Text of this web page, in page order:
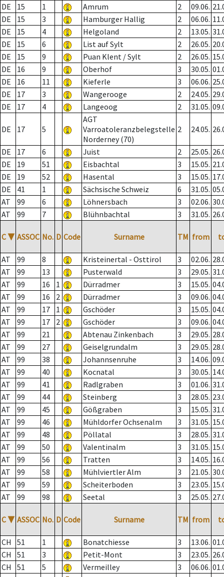
DE
15 1 Amrum 2 09.06.
DE
15 3 Hamburger Hallig 2 06.06.
DE
15 4 Helgoland 2 13.05.
DE
15 6 List auf Sylt 2 26.05.
DE
15 9 Puan Klent / Sylt 2 26.05.
DE
16 9 Oberhof 3 30.05.
DE
16 11 Kieferle 3 06.06.
DE
17 3 Wangerooge 2 24.05.
DE
17 4 Langeoog 2 31.05.
DE 17 5
AGT
Varroatoleranzbelegstelle
Norderney (70)
2 24.05.
DE 17 6 Juist 2 25.05.
DE
19 51 Eisbachtal 3 15.05.
DE
19 52 Hasental 3 15.05.
DE
41 1 Sächsische Schweiz 6 31.05.
AT
99 6 Löhnersbach 3 02.06.
AT
99 7 Blühnbachtal 3 31.05.
C ▼ ASSOC No. D Code Surname TM from
AT 99 8 Kristeinertal - Osttirol 3 02.06.
AT
99 13 Pusterwald 3 29.05.
AT
99 16 1 Dürradmer 3 15.05.
AT
99 16 2 Dürradmer 3 09.06.
AT
99 17 1 Gschöder 3 15.05.
AT
99 17 2 Gschöder 3 09.06.
AT
99 21 Abtenau Zinkenbach 3 29.05.
AT
99 27 Geiselgrundalm 3 29.05.
AT
99 38 Johannsenruhe 3 14.06.
AT
99 40 Kocnatal 3 30.05.
AT
99 41 Radlgraben 3 01.06.
AT
99 44 Steinberg 3 28.05.
AT
99 45 Gößgraben 3 15.05.
AT
99 46 Mühldorfer Ochsenalm 3 31.05.
AT
99 48 Pöllatal 3 28.05.
AT
99 50 Valentinalm 3 31.05.
AT
99 56 Tratten 3 14.05.
AT
99 58 Mühlviertler Alm 3 21.05.
AT
99 59 Scheiterboden 3 23.05.
AT
99 98 Seetal 3 25.05.
C ▼ ASSOC No. D Code Surname TM from
CH 51 1 Bonatchiesse 3 13.06.
CH
51 3 Petit-Mont 3 23.05.
CH
51 5 Vermeilley 3 06.06.